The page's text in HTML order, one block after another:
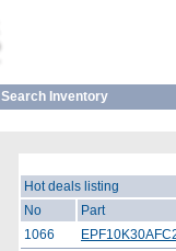
Search Inventory
Hot deals listing
No
Part
1066